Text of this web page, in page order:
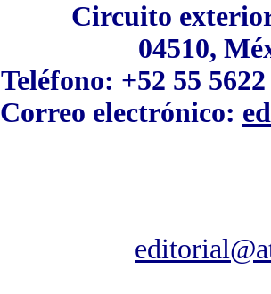
Circuito
04510,
Teléfono: +52 55
Correo electrónico: